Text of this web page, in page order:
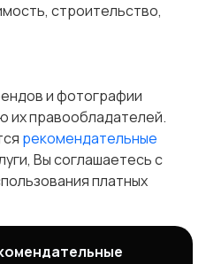
Спорт и красота
Строительство и
ремонт
Управление
недвижимостью
строительство,
и фотографии
их правообладателей.
рекомендательные
Вы соглашаетесь c
платных
Правила сервиса
Пользовательское